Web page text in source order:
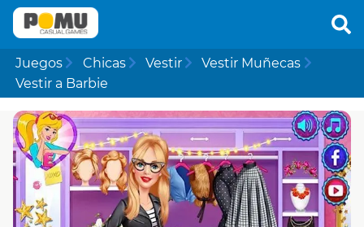
Juegos Chicas Vestir
Vestir Muñecas
Vestir a Barbie